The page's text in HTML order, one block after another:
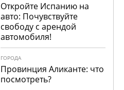
Откройте Испанию на
авто: Почувствуйте
свободу с арендой
автомобиля!
ГОРОДА
Провинция Аликанте: что
посмотреть?